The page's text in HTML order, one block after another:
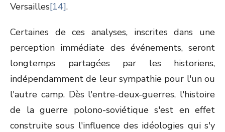
Versailles[14].
Certaines de ces analyses, inscrites dans une
perception immédiate des événements, seront
longtemps partagées par les historiens,
indépendamment de leur sympathie pour l'un ou
l'autre camp. Dès l'entre-deux-guerres, l'histoire
de la guerre polono-soviétique s'est en effet
construite sous l'influence des idéologies qui s'y